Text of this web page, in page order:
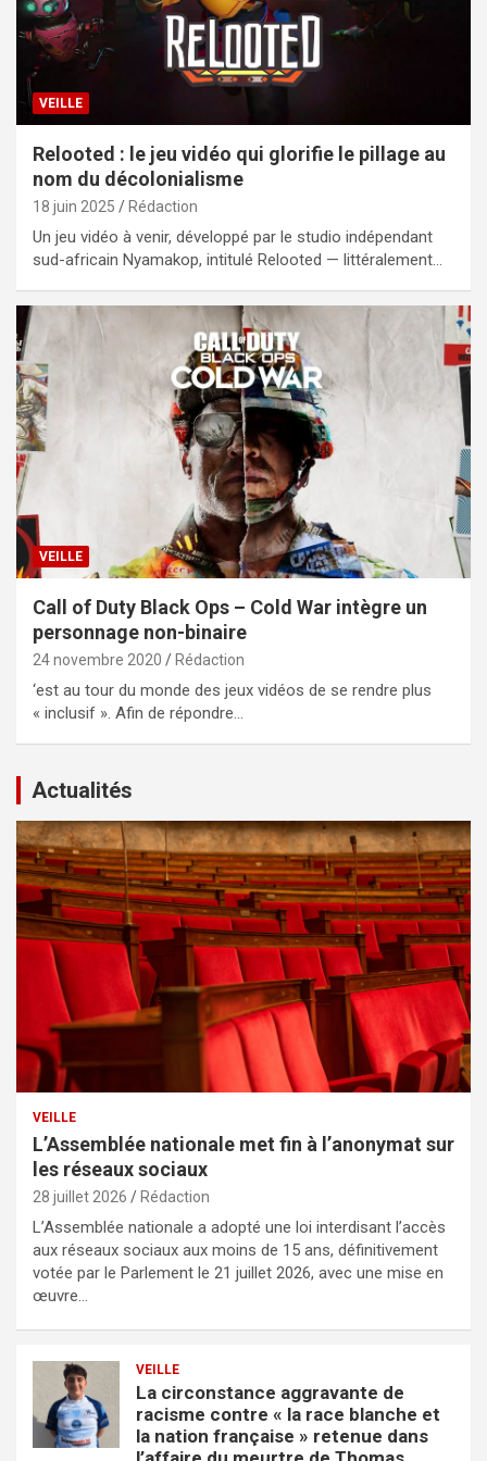
VEILLE
Relooted : le jeu vidéo qui glorifie le pillage au
nom du décolonialisme
18 juin 2025 Rédaction
Un jeu vidéo à venir, développé par le studio indépendant
sud-africain Nyamakop, intitulé Relooted — littéralement…
VEILLE
Call of Duty Black Ops – Cold War intègre un
personnage non-binaire
24 novembre 2020 Rédaction
‘est au tour du monde des jeux vidéos de se rendre plus
« inclusif ». Afin de répondre…
Actualités
VEILLE
L’Assemblée nationale met fin à l’anonymat sur
les réseaux sociaux
28 juillet 2026 Rédaction
L’Assemblée nationale a adopté une loi interdisant l’accès
aux réseaux sociaux aux moins de 15 ans, définitivement
votée par le Parlement le 21 juillet 2026, avec une mise en
œuvre…
VEILLE
La circonstance aggravante de
racisme contre « la race blanche et
la nation française » retenue dans